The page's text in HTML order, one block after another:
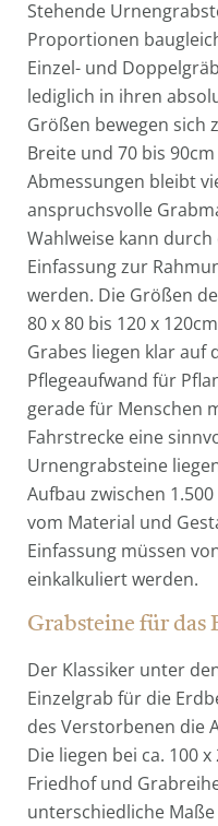
Stehende
Proportionen
Einzel- und
lediglich in ihren
Größen bewegen sich
Breite und 70 bis
Abmessungen bleibt
anspruchsvolle
Wahlweise kann
Einfassung zur
werden. Die Größen
80 x 80 bis 120 x
Grabes liegen klar auf
Pflegeaufwand für
gerade für Menschen
Fahrstrecke eine
Urnengrabsteine
Aufbau zwischen
vom Material und
Einfassung müssen
einkalkuliert werden.
Grabsteine für das
Der Klassiker unter
Einzelgrab für die
des Verstorbenen die
Die liegen bei ca. 100
Friedhof und
unterschiedliche